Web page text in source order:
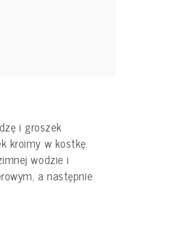
i groszek
kroimy w kostkę.
wodzie i
a następnie